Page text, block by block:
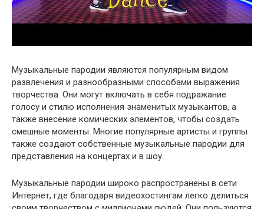
Музыкальные пародии являются популярным видом
развлечения и разнообразными способами выражения
творчества. Они могут включать в себя подражание
голосу и стилю исполнения знаменитых музыкантов, а
также внесение комических элементов, чтобы создать
смешные моменты. Многие популярные артисты и группы
также создают собственные музыкальные пародии для
представления на концертах и в шоу.
Музыкальные пародии широко распространены в сети
Интернет, где благодаря видеохостингам легко делиться